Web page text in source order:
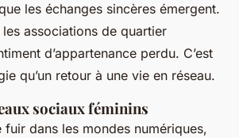
les échanges sincères émergent.
les associations de quartier
d’appartenance perdu. C’est
qu’un retour à une vie en réseau.
sociaux féminins
fuir dans les mondes numériques,